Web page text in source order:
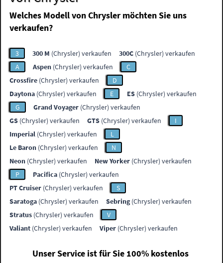
Welches Modell von Chrysler möchten Sie uns
verkaufen?
3 300 M (Chrysler) verkaufen 300C (Chrysler) verkaufen
A
Aspen (Chrysler) verkaufen
C
Crossfire (Chrysler) verkaufen
D
Daytona (Chrysler) verkaufen E ES (Chrysler) verkaufen
G
Grand Voyager (Chrysler) verkaufen
GS (Chrysler) verkaufen GTS (Chrysler) verkaufen
I
Imperial (Chrysler) verkaufen
L
Le Baron (Chrysler) verkaufen
N
Neon (Chrysler) verkaufen New Yorker (Chrysler) verkaufen
P
Pacifica (Chrysler) verkaufen
PT Cruiser (Chrysler) verkaufen
S
Saratoga (Chrysler) verkaufen Sebring(Chrysler) verkaufen
Stratus (Chrysler) verkaufen
V
Valiant (Chrysler) verkaufen Viper (Chrysler) verkaufen
Unser Service ist für Sie 100% kostenlos